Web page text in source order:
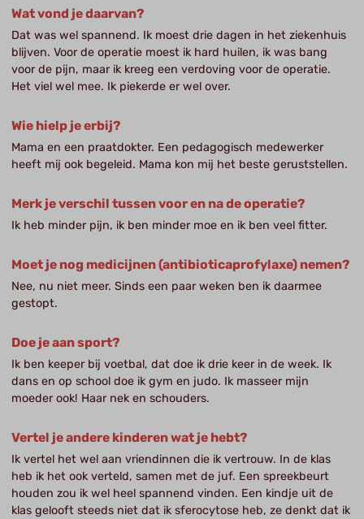
Wat vond je daarvan?
Dat was wel spannend. Ik moest drie dagen in het ziekenhuis
blijven. Voor de operatie moest ik hard huilen, ik was bang
voor de pijn, maar ik kreeg een verdoving voor de operatie.
Het viel wel mee. Ik piekerde er wel over.
Wie hielp je erbij?
Mama en een praatdokter. Een pedagogisch medewerker
heeft mij ook begeleid. Mama kon mij het beste geruststellen.
Merk je verschil tussen voor en na de operatie?
Ik heb minder pijn, ik ben minder moe en ik ben veel fitter.
Moet je nog medicijnen (antibioticaprofylaxe) nemen?
Nee, nu niet meer. Sinds een paar weken ben ik daarmee
gestopt.
Doe je aan sport?
Ik ben keeper bij voetbal, dat doe ik drie keer in de week. Ik
dans en op school doe ik gym en judo. Ik masseer mijn
moeder ook! Haar nek en schouders.
Vertel je andere kinderen wat je hebt?
Ik vertel het wel aan vriendinnen die ik vertrouw. In de klas
heb ik het ook verteld, samen met de juf. Een spreekbeurt
houden zou ik wel heel spannend vinden. Een kindje uit de
klas gelooft steeds niet dat ik sferocytose heb, ze denkt dat ik